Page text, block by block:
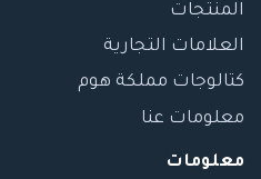
المنتجات
العلامات التجارية
كتالوجات مملكة هوم
معلومات عنا
معلومات